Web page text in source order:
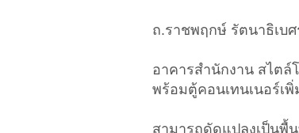
ถ.ราชพฤกษ์ รัตนาธิเบ
อาคารสำนักงาน สไต
พร้อมตู้คอนเทนเนอร์เ
สามารถดัดแปลงเป็นพื้